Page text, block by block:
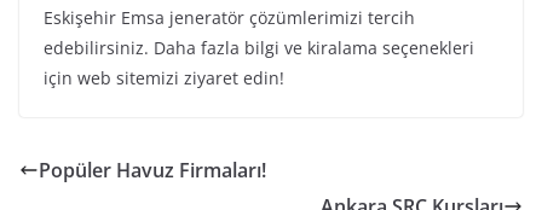
Eskişehir Emsa jeneratör çözümlerimizi tercih
edebilirsiniz. Daha fazla bilgi ve kiralama seçenekleri
için web sitemizi ziyaret edin!
Popüler Havuz Firmaları!